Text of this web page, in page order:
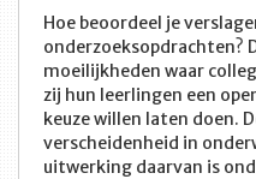
Hoe beoordeel je
onderzoeksopdrachten?
moeilijkheden waar
zij hun leerlingen een
keuze willen laten doen.
verscheidenheid in
uitwerking daarvan is